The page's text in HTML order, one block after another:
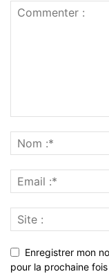
Enregistrer mon
pour la prochaine